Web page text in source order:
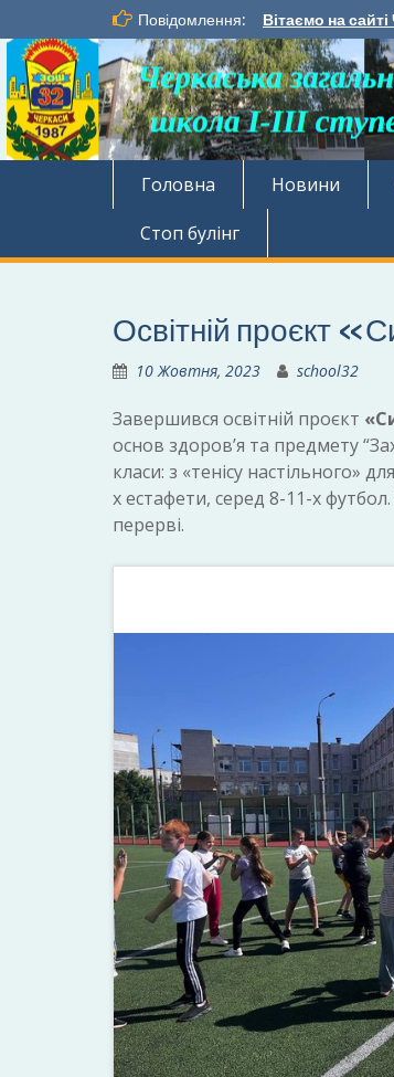
до
вмісту
Повідомлення: Вітаємо на
Головна Новини
Стоп булінг
Освітній проєкт
10 Жовтня, 2023 school32
Завершився освітній проєкт
основ здоров’я та предмету
класи: з «тенісу настільного»
х естафети, серед 8-11-х
перерві.